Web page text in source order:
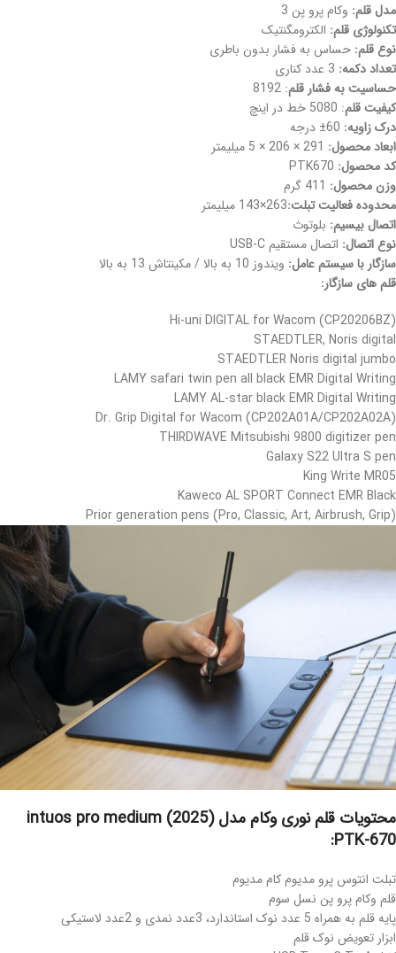
مدل قلم: وکام پرو پن 3
تکنولوژی قلم: الکترومگنتیک
نوع قلم: حساس به فشار بدون باطری
تعداد دکمه:
حساسیت به فشار قلم: 8192
کیفیت قلم: 5080 خط در اینچ
درک زاویه:
ابعاد محصول:
کد محصول:
وزن محصول: 411 گرم
محدوده فعالیت تبلت:263×143 میلیمتر
اتصال بیسیم: بلوتوث
نوع اتصال: اتصال مستقیم USB-C
سازگار با سیستم عامل: ویندوز 10 به بالا / مکینتاش 13 به بالا
قلم های سازگار:
Hi-uni DIGITAL for Wacom (CP20206BZ)
STAEDTLER, Noris digital
STAEDTLER Noris digital jumbo
LAMY safari twin pen all black EMR Digital Writing
LAMY AL-star black EMR Digital Writing
Dr. Grip Digital for Wacom (CP202A01A/CP202A02A)
THIRDWAVE Mitsubishi 9800 digitizer pen
Galaxy S22 Ultra S pen
King Write MR05
Kaweco AL SPORT Connect EMR Black
Prior generation pens (Pro, Classic, Art, Airbrush, Grip)
محتویات قلم نوری وکام مدل intuos pro medium (2025)
PTK-670:
تبلت انتوس پرو مدیوم کام مدیوم
قلم وکام پرو پن نسل سوم
پایه قلم به همراه 5 عدد نوک استاندارد، 3عدد نمدی و 2عدد لاستیکی
ابزار تعویض نوک قلم